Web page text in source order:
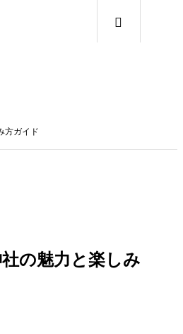
方ガイド
の魅力と楽しみ